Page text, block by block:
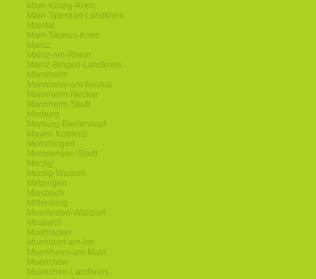
Main-Kinzig-Kreis
Main-Spessart-Landkreis
Maintal
Main-Taunus-Kreis
Mainz
Mainz-am-Rhein
Mainz-Bingen-Landkreis
Mannheim
Mannheim-am-Neckar
Mannheim-Neckar
Mannheim-Stadt
Marburg
Marburg-Biedenkopf
Mayen-Koblenz
Memmingen
Memmingen-Stadt
Merzig
Merzig-Wadern
Metzingen
Miesbach
Miltenberg
Moerfelden-Walldorf
Mosbach
Muehlacker
Muehldorf-am-Inn
Muehlheim-am-Main
Muenchen
Muenchen-Landkreis